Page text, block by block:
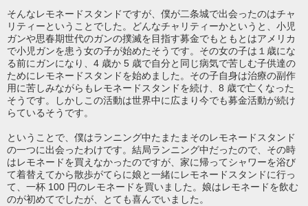
そんなレモネードスタンドですが、僕が二条城で出会ったのはチャ
リティーということでした。どんなチャリティーかというと、小児
ガンや思春期世代のガンの撲滅を目指す募金でもともとはアメリカ
で小児ガンを患う女の子が始めたそうです。その女の子は１歳にな
る前にガンになり、4 歳か 5 歳で自分と同じ病気で苦しむ子供達の
ためにレモネードスタンドを始めました。その子自身は治療の副作
用に苦しみながらもレモネードスタンドを続け、8 歳で亡くなった
そうです。しかしこの活動は世界中に広まり今でも募金活動が続け
らているそうです。
ということで、僕はランニング中たまたまそのレモネードスタンド
の一つに出会ったわけです。結局ランニング中だったので、その時
はレモネードを買えなかったのですが、家に帰ってシャワーを浴び
て着替えてから散歩がてらに娘と一緒にレモネードスタンドに行っ
て、一杯 100 円のレモネードを買いました。娘はレモネードを飲む
のが初めてでしたが、とても喜んでいました。